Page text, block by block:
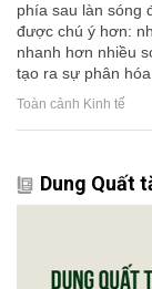
phía sau làn sóng
được chú ý hơn:
nhanh hơn nhiều
tạo ra sự phân
Toàn cảnh Kinh tế
Dung Quất